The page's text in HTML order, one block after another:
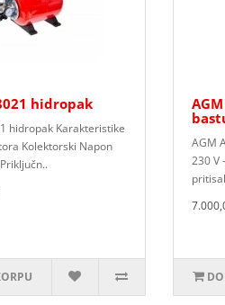
hidropak
hidropak Karakteristike
Kolektorski Napon
AGM
230 V